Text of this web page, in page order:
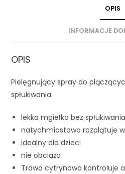
OPIS
INFORMACJE
OPIS
Pielęgnujący spray do
spłukiwania.
lekka mgiełka bez spłukiwania
natychmiastowo rozplątuje
idealny dla dzieci
nie obciąża
Trawa cytrynowa kontroluje